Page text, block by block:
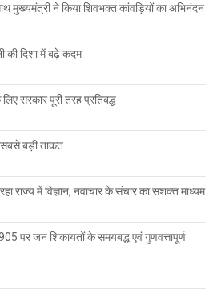
मुख्यमंत्री ने किया शिवभक्त कांवड़ियों का अभिनंदन
की दिशा में बढ़े कदम
सरकार पूरी तरह प्रतिबद्ध
सबसे बड़ी ताकत
राज्य में विज्ञान, नवाचार के संचार का सशक्त माध्यम
पर जन शिकायतों के समयबद्ध एवं गुणवत्तापूर्ण